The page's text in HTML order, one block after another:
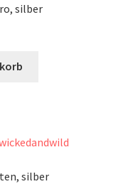
silber
silber